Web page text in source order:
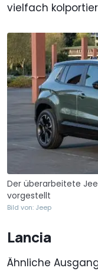
vielfach
Der überarbeitete
vorgestellt
Bild von: Jeep
Lancia
Ähnliche